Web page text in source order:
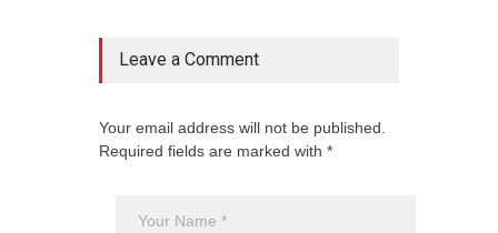
Leave a Comment
Your email address will not be published.
Required fields are marked with *